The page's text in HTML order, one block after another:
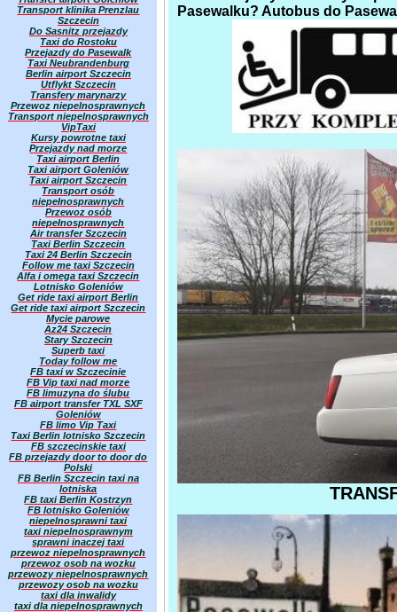
Transport klinika Prenzlau
Szczecin
Do Sasnitz przejazdy
Taxi do Rostoku
Przejazdy do Pasewalk
Taxi Neubrandenburg
Berlin airport Szczecin
Utflykt Szczecin
Transfery marynarzy
Przewoz niepelnosprawnych
Transport niepelnosprawnych
VipTaxi
Kursy powrotne taxi
Przejazdy nad morze
Taxi airport Berlin
Taxi airport Goleniów
Taxi airport Szczecin
Transport osób
niepełnosprawnych
Przewoz osób
niepełnosprawnych
Air transfer Szczecin
Taxi Berlin Szczecin
Taxi 24 Berlin Szczecin
Follow me taxi Szczecin
Alfa i omega taxi Szczecin
Lotnisko Goleniów
Get ride taxi airport Berlin
Get ride taxi airport Szczecin
Mycie parowe
Az24 Szczecin
Stary Szczecin
Superb taxi
Today follow me
FB taxi w Szczecinie
FB Vip taxi nad morze
FB limuzyna do ślubu
FB airport transfer TXL SXF
Goleniów
FB limo Vip Taxi
Taxi Berlin lotnisko Szczecin
FB szczecinskie taxi
FB przejazdy door to door do
Polski
FB Berlin Szczecin taxi na
lotniska
FB taxi Berlin Kostrzyn
FB lotnisko Goleniów
niepelnosprawni taxi
taxi niepelnosprawnym
sprawni inaczej taxi
przewoz niepelnosprawnych
przewoz osob na wozku
przewozy niepelnosprawnych
przewozy osob na wozku
taxi dla inwalidy
taxi dla niepelnosprawnych
Pasewalku? Autobus do